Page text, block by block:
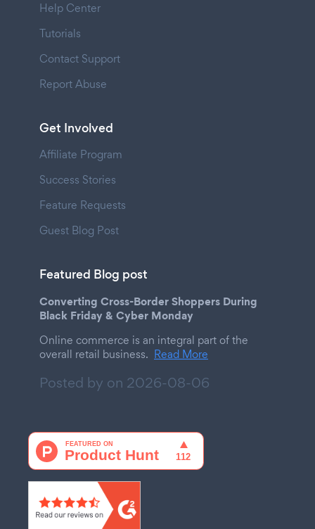
Help Center
Tutorials
Contact Support
Report Abuse
Get Involved
Affiliate Program
Success Stories
Feature Requests
Guest Blog Post
Featured Blog post
Converting Cross-Border Shoppers During
Black Friday & Cyber Monday
Online commerce is an integral part of the
overall retail business. Read More
Posted by on 2026-08-06